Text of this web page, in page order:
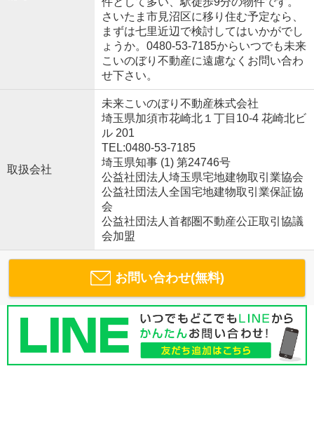
さいたま市見沼区に移り住む予定なら、
まずは七里近辺で検討してはいかがでし
ょうか。0480-53-7185からいつでも未来
こいのぼり不動産に遠慮なくお問い合わ
せ下さい。
取扱会社
未来こいのぼり不動産株式会社
埼玉県加須市花崎北１丁目10-4 花崎北ビ
ル 201
TEL:0480-53-7185
埼玉県知事 (1) 第24746号
公益社団法人埼玉県宅地建物取引業協会
公益社団法人全国宅地建物取引業保証協
会
公益社団法人首都圏不動産公正取引協議
会加盟
お問い合わせ(無料)